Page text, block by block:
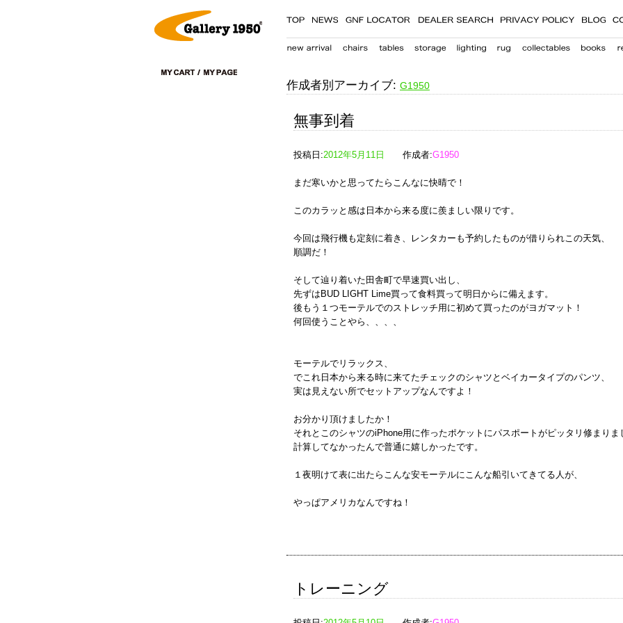
作成者別アーカイブ: G1950
無事到着
投稿日:2012年5月11日 作成者:G1950
まだ寒いかと思ってたらこんなに快晴で！
このカラッと感は日本から来る度に羨ましい限りです。
今回は飛行機も定刻に着き、レンタカーも予約したものが借りられこの天気、
順調だ！
そして辿り着いた田舎町で早速買い出し、
先ずはBUD LIGHT Lime買って食料買って明日からに備えます。
後もう１つモーテルでのストレッチ用に初めて買ったのがヨガマット！
何回使うことやら、、、、
モーテルでリラックス、
でこれ日本から来る時に来てたチェックのシャツとベイカータイプのパンツ、
実は見えない所でセットアップなんですよ！
お分かり頂けましたか！
それとこのシャツのiPhone用に作ったポケットにパスポートがピッタリ修まりま
計算してなかったんで普通に嬉しかったです。
１夜明けて表に出たらこんな安モーテルにこんな船引いてきてる人が、
やっぱアメリカなんですね！
トレーニング